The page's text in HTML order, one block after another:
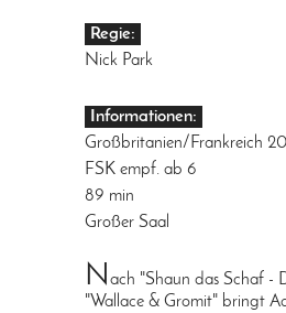
Regie:
Nick Park
Informationen:
Großbritanien/Frankreich
FSK empf. ab 6
89 min
Großer Saal
Nach "Shaun das Schaf -
"Wallace & Gromit" bringt